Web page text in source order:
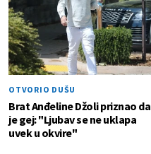
OTVORIO DUŠU
Brat Anđeline Džoli priznao da
je gej: "Ljubav se ne uklapa
uvek u okvire"